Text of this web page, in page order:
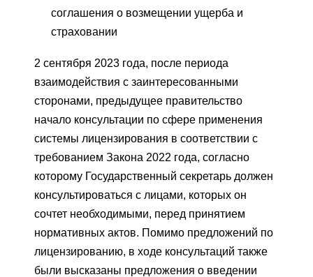
соглашения о возмещении ущерба и
страховании
2 сентября 2023 года, после периода
взаимодействия с заинтересованными
сторонами, предыдущее правительство
начало консультации по сфере применения
системы лицензирования в соответствии с
требованием Закона 2022 года, согласно
которому Государственный секретарь должен
консультироваться с лицами, которых он
сочтет необходимыми, перед принятием
нормативных актов. Помимо предложений по
лицензированию, в ходе консультаций также
были высказаны предложения о введении